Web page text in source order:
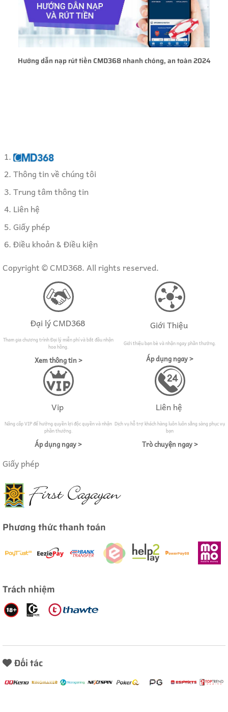
Hướng dẫn nạp rút tiền CMD368 nhanh chóng, an toàn 2024
Thông tin về chúng tôi
Trung tâm thông tin
Liên hệ
Giấy phép
Điều khoản & Điều kiện
Copyright ©CMD368. All rights reserved.
Đại lý CMD368
Tham gia chương trình Đại lý miễn phí và bắt đầu nhận
hoa hồng.
Xem thông tin >
Giới Thiệu
Giới thiệu bạn bè và nhận ngay phần thưởng.
Áp dụng ngay >
Vip
Nâng cấp VIP để hưởng quyền lợi độc quyền và nhận
phần thưởng.
Áp dụng ngay >
Liên hệ
Dịch vụ hỗ trợ khách hàng luôn luôn sẵng sàng phục vụ
bạn
Trò chuyện ngay >
Giấy phép
Phương thức thanh toán
Trách nhiệm
Đối tác